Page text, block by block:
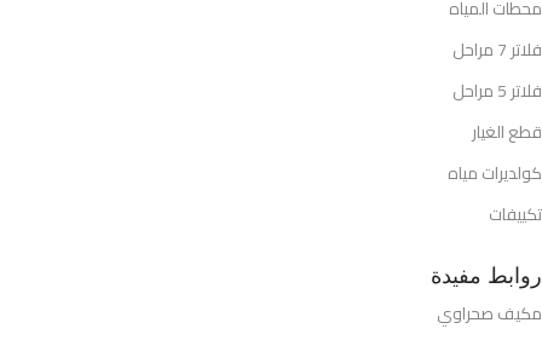
محطات المياه
فلاتر 7 مراحل
فلاتر 5 مراحل
قطع الغيار
كولديرات مياه
تكييفات
روابط مفيدة
مكيف صحراوي